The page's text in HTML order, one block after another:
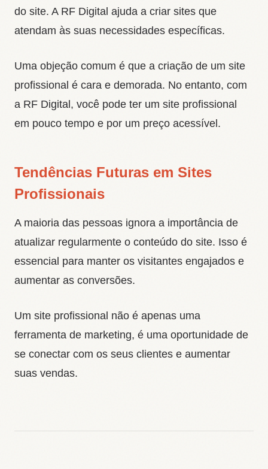
do site. A RF Digital ajuda a criar sites que
atendam às suas necessidades específicas.
Uma objeção comum é que a criação de um site
profissional é cara e demorada. No entanto, com
a RF Digital, você pode ter um site profissional
em pouco tempo e por um preço acessível.
Tendências Futuras em Sites
Profissionais
A maioria das pessoas ignora a importância de
atualizar regularmente o conteúdo do site. Isso é
essencial para manter os visitantes engajados e
aumentar as conversões.
Um site profissional não é apenas uma
ferramenta de marketing, é uma oportunidade de
se conectar com os seus clientes e aumentar
suas vendas.